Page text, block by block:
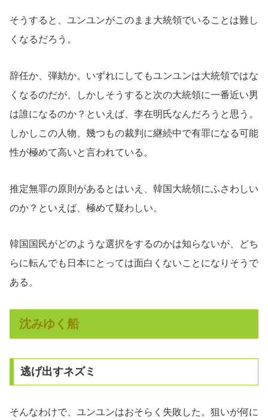
そうすると、ユンユンがこのまま大統領でいることは難し
くなるだろう。
辞任か、弾劾か。いずれにしてもユンユンは大統領ではな
くなるのだが、しかしそうすると次の大統領に一番近い男
は誰になるのか？といえば、李在明氏なんだろうと思う。
しかしこの人物、幾つもの裁判に継続中で有罪になる可能
性が極めて高いと言われている。
推定無罪の原則があるとはいえ、韓国大統領にふさわしい
のか？といえば、極めて疑わしい。
韓国国民がどのような選択をするのかは知らないが、どち
らに転んでも日本にとっては面白くないことになりそうで
ある。
沈みゆく船
逃げ出すネズミ
そんなわけで、ユンユンはおそらく失敗した。狙いが何に